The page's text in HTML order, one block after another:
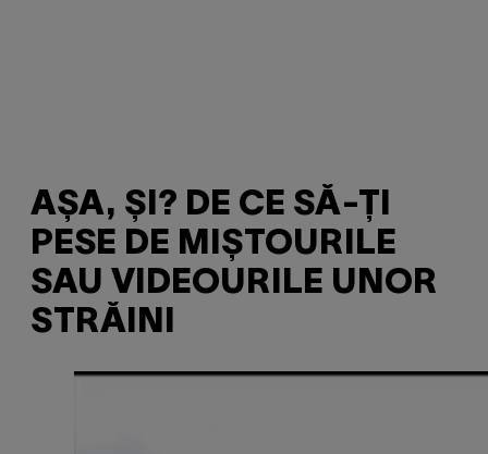
AȘA, ȘI? DE CE SĂ-ȚI
PESE DE MIȘTOURILE
SAU VIDEOURILE UNOR
STRĂINI